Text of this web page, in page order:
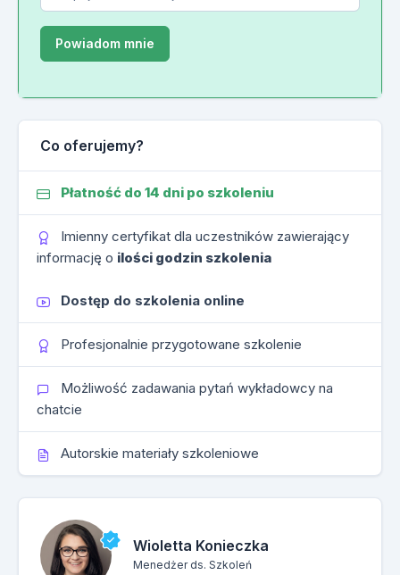
Co oferujemy?
Płatność do 14 dni po szkoleniu
Imienny certyfikat dla uczestników zawierający
informację o ilości godzin szkolenia
Dostęp do szkolenia online
Profesjonalnie przygotowane szkolenie
Możliwość zadawania pytań wykładowcy na
chatcie
Autorskie materiały szkoleniowe
Wioletta Konieczka
Menedżer ds. Szkoleń